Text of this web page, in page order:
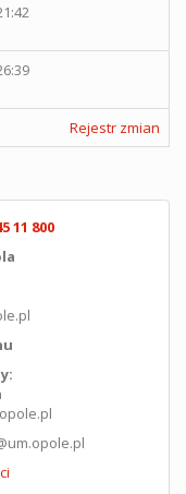
Rejestr zmian
11 800